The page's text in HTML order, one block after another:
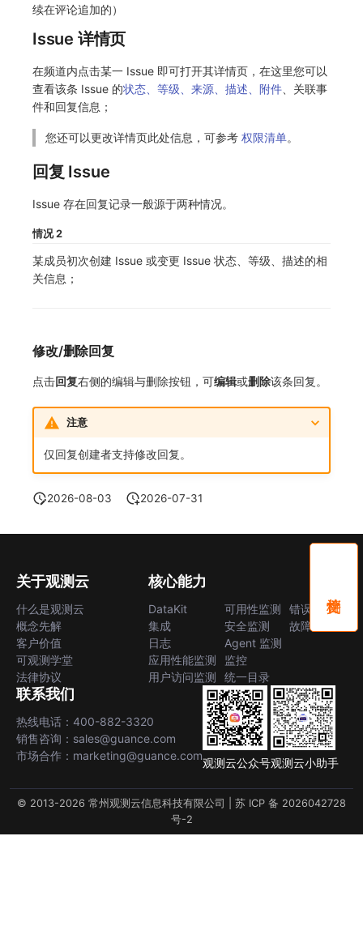
续在评论追加的）
Issue 详情页
在频道内点击某一 Issue 即可打开其详情页，在这里您可以
查看该条 Issue 的状态、等级、来源、描述、附件 、关联事
件和回复信息；
您还可以更改详情页此处信息，可参考 权限清单。
回复 Issue
Issue 存在回复记录一般源于两种情况。
情况 2
某成员初次创建 Issue 或变更 Issue 状态、等级、描述的相
关信息；
修改/删除回复
点击回复右侧的编辑与删除按钮，可编辑或删除该条回复。
注意
仅回复创建者支持修改回复。
2026-08-03 2026-07-31
关于观测云
什么是观测云
概念先解
客户价值
可观测学堂
法律协议
核心能力
DataKit
集成
日志
应用性能监测
用户访问监测
可用性监测
安全监测
Agent 监测
监控
统一目录
错误中心
故障中心
联系我们
热线电话：400-882-3320
销售咨询：sales@guance.com
市场合作：marketing@guance.com
观测云公众号观测云小助手
© 2013-2026 常州观测云信息科技有限公司 | 苏 ICP 备 2026042728
号-2